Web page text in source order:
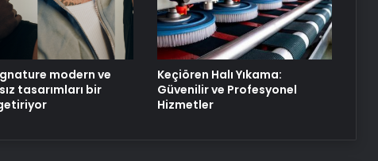
Eşya Depolama Hizmetinde Doğru
Seçim Rehberi
modern ve
tasarımları bir
Keçiören Halı Yıkama:
Güvenilir ve Profesyonel
Hizmetler